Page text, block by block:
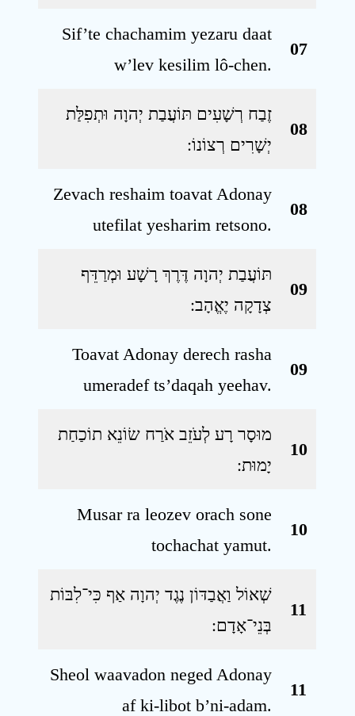
Sif’te chachamim yezaru daat
w’lev kesilim lô-chen.
07
זֶבַח רְשָׁעִים תּוֹעֲבַת יְהוָה וּתְפִלַּת
יְשָׁרִים רְצוֹנוֹ ׃
08
Zevach reshaim toavat Adonay
utefilat yesharim retsono.
08
תּוֹעֲבַת יְהוָה דֶּרֶךְ רָשָׁע וּמְרַדֵּף
צְדָקָה יֶאֱהָב ׃
09
Toavat Adonay derech rasha
umeradef ts’daqah yeehav.
09
מוּסָר רָע לְעֹזֵב אֹרַח שׂוֹנֵא תוֹכַחַת
יָמוּת ׃
10
Musar ra leozev orach sone
tochachat yamut.
10
שְׁאוֹל וַאֲבַדּוֹן נֶגֶד יְהוָה אַף כִּי־לִבּוֹת
בְּנֵי־אָדָם ׃
11
Sheol waavadon neged Adonay
af ki-libot b’ni-adam.
11